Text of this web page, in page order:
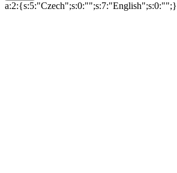
a:2:{s:5:"Czech";s:0:"";s:7:"English";s:0:"";}